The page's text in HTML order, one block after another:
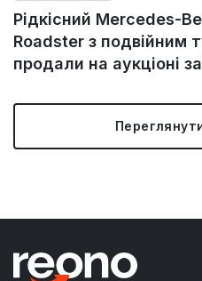
Рідкісний Mercedes-
Roadster з подвійним
продали на аукціоні